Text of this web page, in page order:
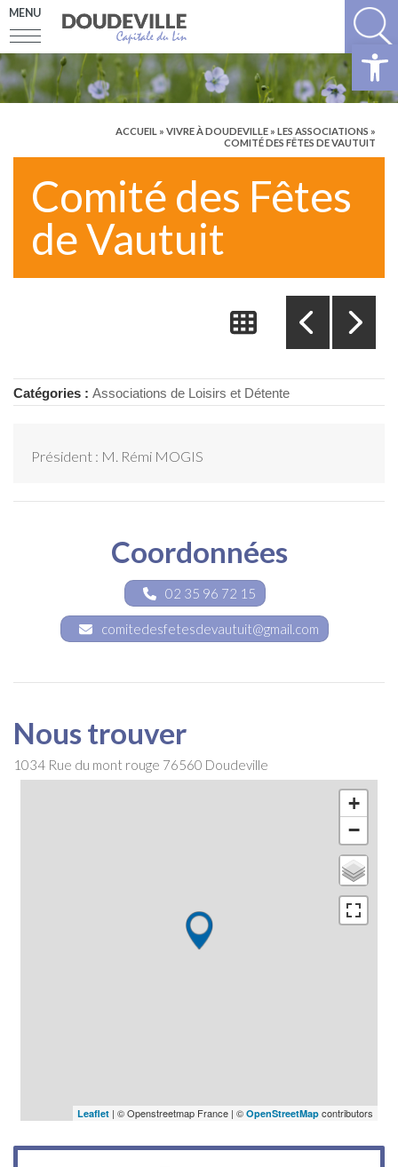
MENU
ACCUEIL » VIVRE À DOUDEVILLE » LES ASSOCIATIONS »
COMITÉ DES FÊTES DE VAUTUIT
Comité des Fêtes
de Vautuit
Catégories : Associations de Loisirs et Détente
Président : M. Rémi MOGIS
Coordonnées
02 35 96 72 15
comitedesfetesdevautuit@gmail.com
Nous trouver
1034 Rue du mont rouge 76560 Doudeville
+
−
Leaflet | © Openstreetmap France | © OpenStreetMap contributors